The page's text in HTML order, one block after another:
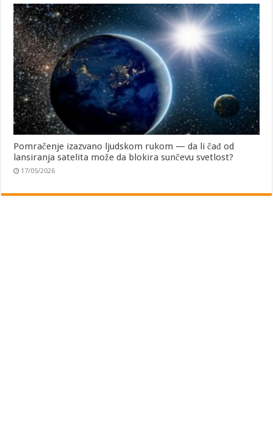
Pomračenje izazvano ljudskom rukom — da li čađ od
lansiranja satelita može da blokira sunčevu svetlost?
17/05/2026